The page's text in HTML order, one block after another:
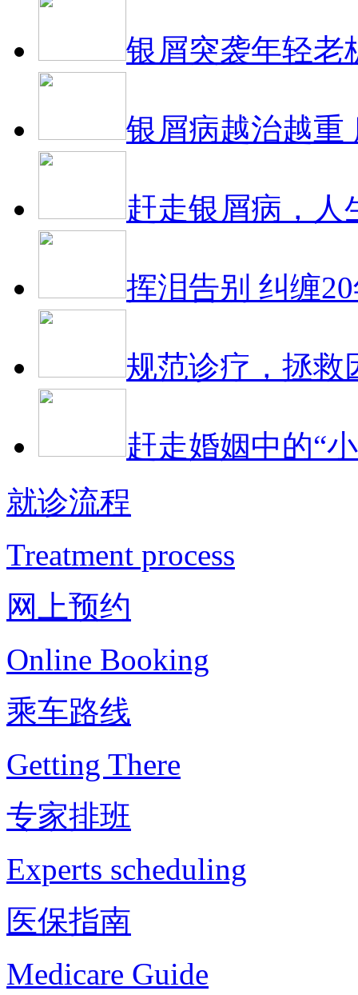
银屑突袭年轻老
银屑病越治越重
赶走银屑病，人
挥泪告别 纠缠
规范诊疗，拯救
赶走婚姻中的“
就诊流程
Treatment process
网上预约
Online Booking
乘车路线
Getting There
专家排班
Experts scheduling
医保指南
Medicare Guide